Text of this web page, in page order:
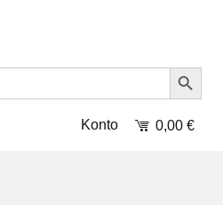
Search Button
Konto 0,00 €